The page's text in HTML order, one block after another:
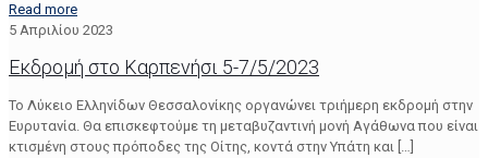
Read more
5 Απριλίου 2023
Εκδρομή στο Καρπενήσι 5-7/5/2023
Το Λύκειο Ελληνίδων Θεσσαλονίκης οργανώνει τριήμερη εκδρομή στην
Ευρυτανία. Θα επισκεφτούμε τη μεταβυζαντινή μονή Αγάθωνα που είναι
κτισμένη στους πρόποδες της Οίτης, κοντά στην Υπάτη και […]